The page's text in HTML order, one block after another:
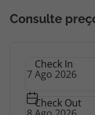
Consulte
Check In
Check Out